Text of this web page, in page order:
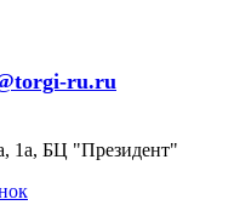
ru.ru
1а, БЦ "Президент"